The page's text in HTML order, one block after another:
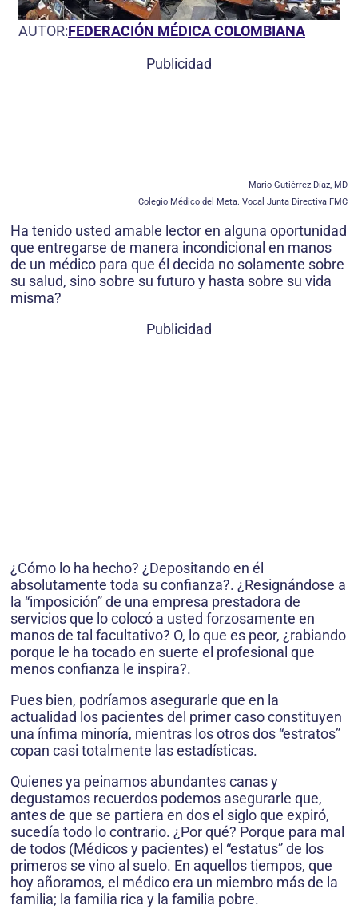
AUTOR:FEDERACIÓN MÉDICA COLOMBIANA
Publicidad
Mario Gutiérrez Díaz, MD
Colegio Médico del Meta. Vocal Junta Directiva FMC
Ha tenido usted amable lector en alguna oportunidad
que entregarse de manera incondicional en manos
de un médico para que él decida no solamente sobre
su salud, sino sobre su futuro y hasta sobre su vida
misma?
Publicidad
¿Cómo lo ha hecho? ¿Depositando en él
absolutamente toda su confianza?. ¿Resignándose a
la “imposición” de una empresa prestadora de
servicios que lo colocó a usted forzosamente en
manos de tal facultativo? O, lo que es peor, ¿rabiando
porque le ha tocado en suerte el profesional que
menos confianza le inspira?.
Pues bien, podríamos asegurarle que en la
actualidad los pacientes del primer caso constituyen
una ínfima minoría, mientras los otros dos “estratos”
copan casi totalmente las estadísticas.
Quienes ya peinamos abundantes canas y
degustamos recuerdos podemos asegurarle que,
antes de que se partiera en dos el siglo que expiró,
sucedía todo lo contrario. ¿Por qué? Porque para mal
de todos (Médicos y pacientes) el “estatus” de los
primeros se vino al suelo. En aquellos tiempos, que
hoy añoramos, el médico era un miembro más de la
familia; la familia rica y la familia pobre.